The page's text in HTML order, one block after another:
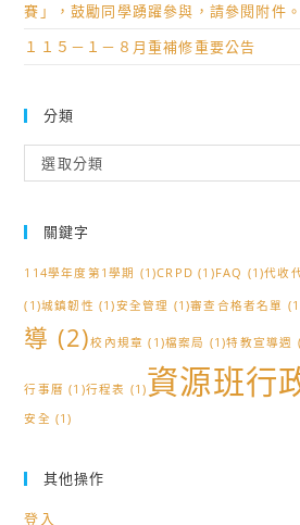
賽」，鼓勵同學踴躍參與，請參閱附件。
１１５－１－８月重補修重要公告
分類
類
選取分類
關鍵字
114學年度第1學期 (1)CRPD (1)FAQ (1)代收
(1)城鎮韌性 (1)安全管理 (1)審查合格者名單
導 (2)校內規章 (1)檔案局 (1)特教宣導週
行事曆 (1)行程表 (1)資源班行
安全 (1)
其他操作
登入